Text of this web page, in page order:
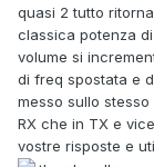
quasi 2 tutto
classica potenza
volume si
di freq spostata e
messo sullo
RX che in TX e
vostre risposte e